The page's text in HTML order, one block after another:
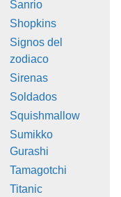
Sanrio
Shopkins
Signos del
zodiaco
Sirenas
Soldados
Squishmallow
Sumikko
Gurashi
Tamagotchi
Titanic